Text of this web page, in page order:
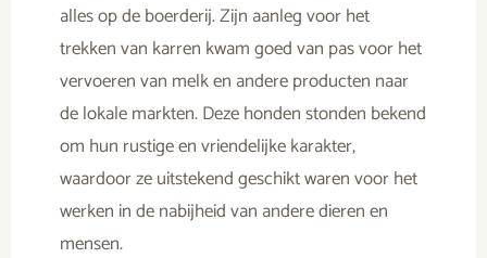
alles op de boerderij. Zijn aanleg voor het
trekken van karren kwam goed van pas voor het
vervoeren van melk en andere producten naar
de lokale markten. Deze honden stonden bekend
om hun rustige en vriendelijke karakter,
waardoor ze uitstekend geschikt waren voor het
werken in de nabijheid van andere dieren en
mensen.